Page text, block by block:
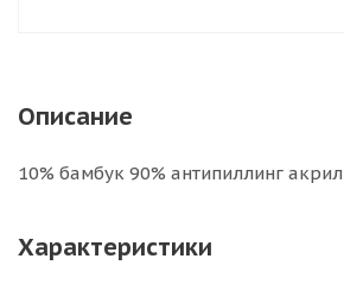
Описание
10% бамбук 90% антипиллинг акрил
Характеристики